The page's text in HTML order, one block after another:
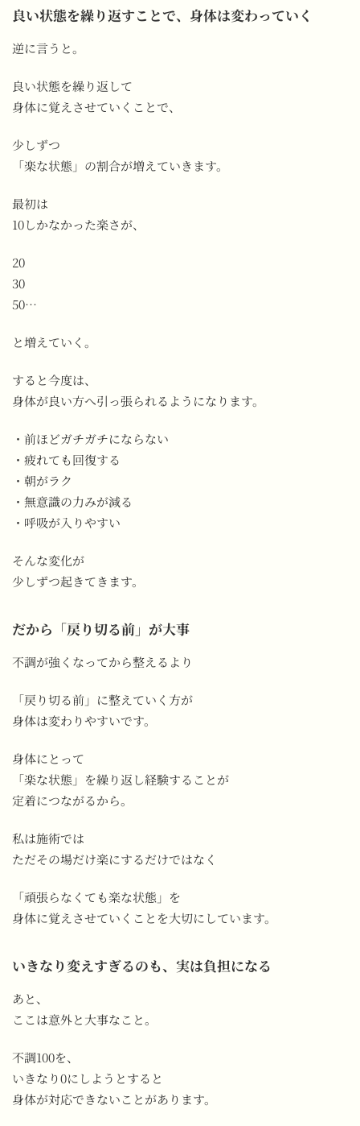
良い状態を繰り返すことで、身体は変わっていく
逆に言うと。
良い状態を繰り返して
身体に覚えさせていくことで、
少しずつ
「楽な状態」の割合が増えていきます。
最初は
10しかなかった楽さが、
20
30
50…
と増えていく。
すると今度は、
身体が良い方へ引っ張られるようになります。
・前ほどガチガチにならない
・疲れても回復する
・朝がラク
・無意識の力みが減る
・呼吸が入りやすい
そんな変化が
少しずつ起きてきます。
だから「戻り切る前」が大事
不調が強くなってから整えるより
「戻り切る前」に整えていく方が
身体は変わりやすいです。
身体にとって
「楽な状態」を繰り返し経験することが
定着につながるから。
私は施術では
ただその場だけ楽にするだけではなく
「頑張らなくても楽な状態」を
身体に覚えさせていくことを大切にしています。
いきなり変えすぎるのも、実は負担になる
あと、
ここは意外と大事なこと。
不調100を、
いきなり0にしようとすると
身体が対応できないことがあります。